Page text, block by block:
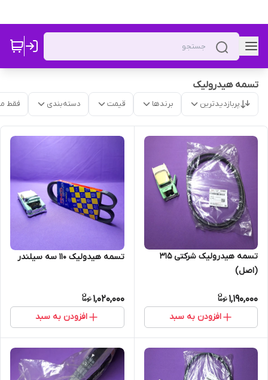
تسمه هیدرولیک
پربازدیدترین برندها قیمت دسته‌بندی فقط
تسمه هیدرولیک شرکتی 315
(اصل)
1,190,000
افزودن به سبد
تسمه هیدولیک 110 سه سیلندر
1,020,000
افزودن به سبد